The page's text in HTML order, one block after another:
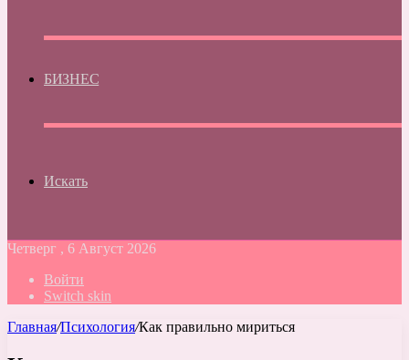
БИЗНЕС
Искать
Четверг , 6 Август 2026
Войти
Switch skin
Главная/Психология/Как правильно мириться